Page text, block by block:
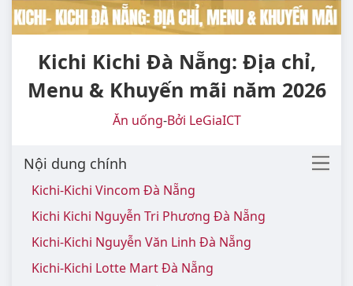
Kichi Kichi Đà Nẵng: Địa chỉ,
Menu & Khuyến mãi năm 2026
Ăn uống-Bởi LeGiaICT
Nội dung chính
Kichi-Kichi Vincom Đà Nẵng
Kichi Kichi Nguyễn Tri Phương Đà Nẵng
Kichi-Kichi Nguyễn Văn Linh Đà Nẵng
Kichi-Kichi Lotte Mart Đà Nẵng